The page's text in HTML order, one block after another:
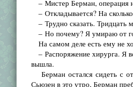
– Мистер Берман, операция
– Откладывается? На
– Трудно сказать. Тридцать
– Но почему? Я умираю от
На самом деле есть ему не
– Распоряжение хирурга. Я
вышла.
Берман остался сидеть с
Сьюзен в это утро, Берман